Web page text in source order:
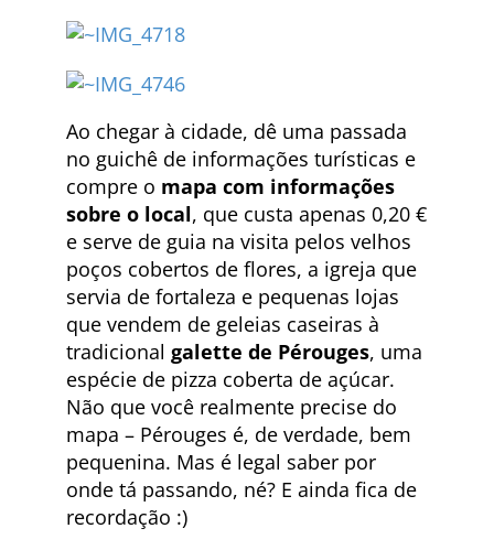
Ao chegar à cidade, dê uma passada
no guichê de informações turísticas e
compre o mapa com informações
sobre o local, que custa apenas 0,20 €
e serve de guia na visita pelos velhos
poços cobertos de flores, a igreja que
servia de fortaleza e pequenas lojas
que vendem de geleias caseiras à
tradicional galette de Pérouges, uma
espécie de pizza coberta de açúcar.
Não que você realmente precise do
mapa – Pérouges é, de verdade, bem
pequenina. Mas é legal saber por
onde tá passando, né? E ainda fica de
recordação :)